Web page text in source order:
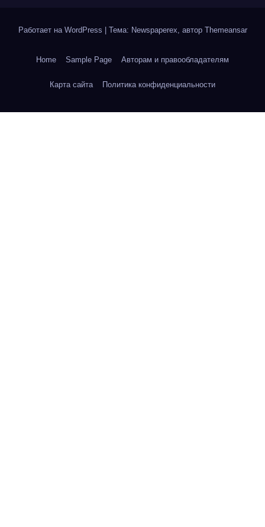
Работает на WordPress | Тема: Newspaperex, автор Themeansar
Home Sample Page Авторам и правообладателям
Карта сайта Политика конфиденциальности